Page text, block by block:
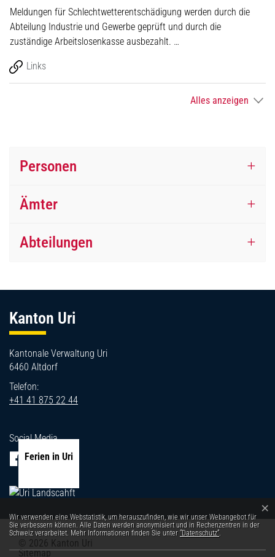
Meldungen für Schlechtwetterentschädigung werden durch die
Abteilung Industrie und Gewerbe geprüft und durch die
zuständige Arbeitslosenkasse ausbezahlt. …
Links
Alles anzeigen
Personen
Ämter
Abteilungen
Kanton Uri
Kantonale Verwaltung Uri
6460 Altdorf
Telefon:
+41 41 875 22 44
Social Media
Ferien in Uri
© 2026 Kanton Uri
Toolbar
Sitemap
Webstatistik
Wir verwenden eine Webstatistik, um herauszufinden, wie wir unser Webangebot für
Sie verbessern können. Alle Daten werden anonymisiert und in Rechenzentren in der
Schweiz verarbeitet. Mehr Informationen finden Sie unter “Datenschutz“.
×